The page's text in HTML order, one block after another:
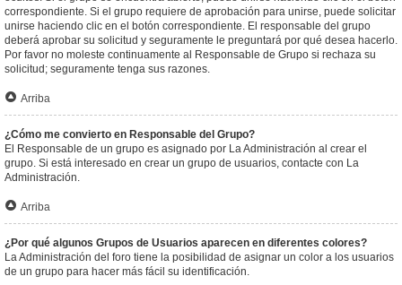
correspondiente. Si el grupo requiere de aprobación para unirse, puede solicitar
unirse haciendo clic en el botón correspondiente. El responsable del grupo
deberá aprobar su solicitud y seguramente le preguntará por qué desea hacerlo.
Por favor no moleste continuamente al Responsable de Grupo si rechaza su
solicitud; seguramente tenga sus razones.
Arriba
¿Cómo me convierto en Responsable del Grupo?
El Responsable de un grupo es asignado por La Administración al crear el
grupo. Si está interesado en crear un grupo de usuarios, contacte con La
Administración.
Arriba
¿Por qué algunos Grupos de Usuarios aparecen en diferentes colores?
La Administración del foro tiene la posibilidad de asignar un color a los usuarios
de un grupo para hacer más fácil su identificación.